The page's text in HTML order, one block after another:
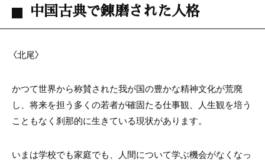
中国古典で錬磨された人格
〈北尾〉
かつて世界から称賛された我が国の豊かな精神文化が荒廃
し、将来を担う多くの若者が確固たる仕事観、人生観を培う
こともなく刹那的に生きている現状があります。
いまは学校でも家庭でも、人間について学ぶ機会がなくなっ